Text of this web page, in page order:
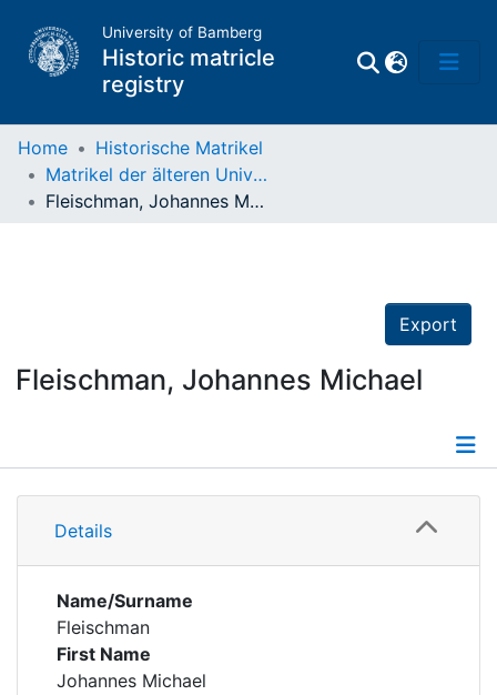
University of Bamberg
Historic matricle
registry
Matrikel
Home
Historische Matrikel
Matrikel der älteren Universität
Fleischman, Johannes Michael
Export
Fleischman, Johannes Michael
Details
Details
Name/Surname
Fleischman
First Name
Johannes Michael